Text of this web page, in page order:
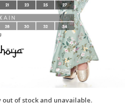
of stock and unavailable.